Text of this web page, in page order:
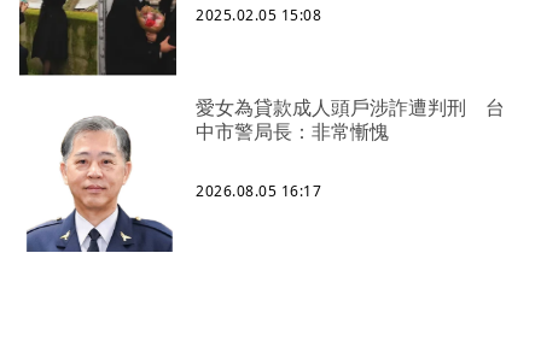
2025.02.05 15:08
愛女為貸款成人頭戶涉詐遭判刑 台
中市警局長：非常慚愧
2026.08.05 16:17